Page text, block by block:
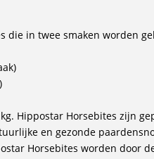
die in twee smaken worden
Hippostar Horsebites zijn
en gezonde
Horsebites worden door